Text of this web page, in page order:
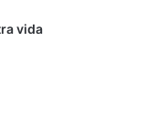
vida